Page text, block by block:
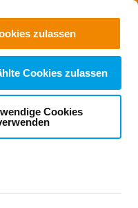
zulassen
Cookies zulassen
Cookies
Kontakt